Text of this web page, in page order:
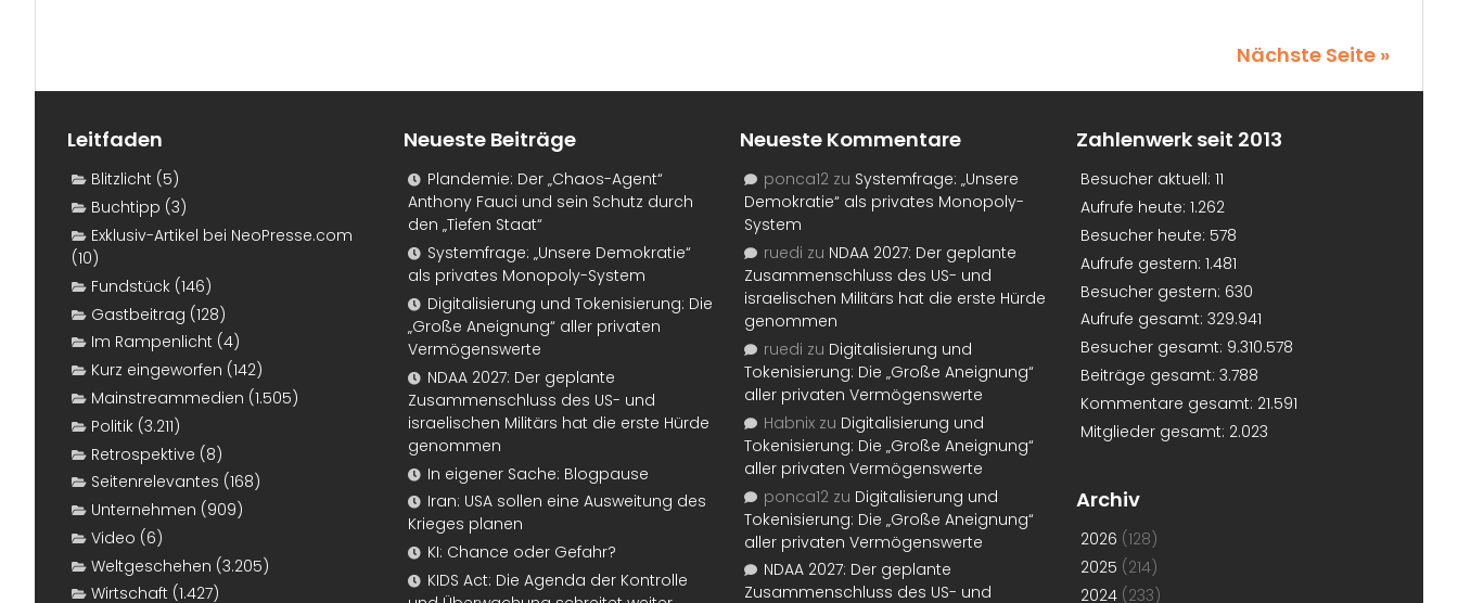
Nächste Seite »
Leitfaden
Blitzlicht (5)
Buchtipp (3)
Exklusiv-Artikel bei NeoPresse.com
(10)
Fundstück (146)
Gastbeitrag (128)
Im Rampenlicht (4)
Kurz eingeworfen (142)
Mainstreammedien (1.505)
Politik (3.211)
Retrospektive (8)
Seitenrelevantes (168)
Unternehmen (909)
Video (6)
Weltgeschehen (3.205)
Wirtschaft (1.427)
Neueste Beiträge
Plandemie: Der „Chaos-Agent“
Anthony Fauci und sein Schutz durch
den „Tiefen Staat“
Systemfrage: „Unsere Demokratie“
als privates Monopoly-System
Digitalisierung und Tokenisierung: Die
„Große Aneignung“ aller privaten
Vermögenswerte
NDAA 2027: Der geplante
Zusammenschluss des US- und
israelischen Militärs hat die erste Hürde
genommen
In eigener Sache: Blogpause
Iran: USA sollen eine Ausweitung des
Krieges planen
KI: Chance oder Gefahr?
KIDS Act: Die Agenda der Kontrolle
Neueste Kommentare
ponca12 zu Systemfrage: „Unsere
Demokratie“ als privates Monopoly-
System
ruedi zu NDAA 2027: Der geplante
Zusammenschluss des US- und
israelischen Militärs hat die erste Hürde
genommen
ruedi zu Digitalisierung und
Tokenisierung: Die „Große Aneignung“
aller privaten Vermögenswerte
Habnix zu Digitalisierung und
Tokenisierung: Die „Große Aneignung“
aller privaten Vermögenswerte
ponca12 zu Digitalisierung und
Tokenisierung: Die „Große Aneignung“
aller privaten Vermögenswerte
NDAA 2027: Der geplante
Zusammenschluss des US- und
Zahlenwerk seit 2013
Besucher aktuell: 11
Aufrufe heute: 1.262
Besucher heute: 578
Aufrufe gestern: 1.481
Besucher gestern: 630
Aufrufe gesamt: 329.941
Besucher gesamt: 9.310.578
Beiträge gesamt: 3.788
Kommentare gesamt: 21.591
Mitglieder gesamt: 2.023
Archiv
2026 (128)
2025 (214)
2024 (233)